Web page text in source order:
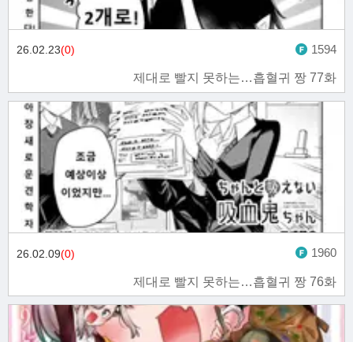
제대로 빨지 못하는…흡혈귀 짱 77화
26.02.23(0) 1594
제대로 빨지 못하는…흡혈귀 짱 76화
26.02.09(0) 1960